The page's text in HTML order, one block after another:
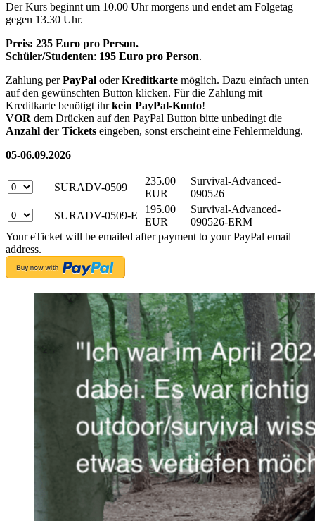
Der Kurs beginnt um 10.00 Uhr morgens und endet am Folgetag
gegen 13.30 Uhr.
Preis: 235 Euro pro Person.
Schüler/Studenten: 195 Euro pro Person.
Zahlung perPayPal oderKreditkarte möglich. Dazu einfach unten
auf den gewünschten Button klicken. Für die Zahlung mit
Kreditkarte benötigt ihrkein PayPal-Konto!
VOR dem Drücken auf den PayPal Button bitte unbedingt die
Anzahl der Tickets eingeben, sonst erscheint eine Fehlermeldung.
05-06.09.2026
SURADV-0509
235.00
EUR
Survival-Advanced-
090526
SURADV-0509-E
195.00
EUR
Survival-Advanced-
090526-ERM
Your eTicket will be emailed after payment to your PayPal email
address.